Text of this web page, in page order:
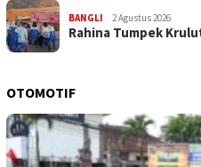
BANGLI 2 Agustus 2026
Rahina Tumpek
OTOMOTIF